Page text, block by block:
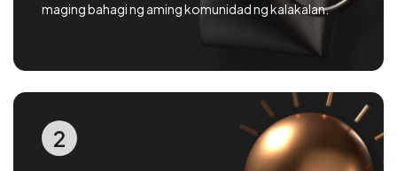
maging bahagi ng aming komunidad ng kalakalan.
2